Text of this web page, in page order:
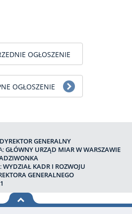
OGŁOSZENIE
OGŁOSZENIE
DYREKTOR GENERALNY
GŁÓWNY URZĄD MIAR W WARSZAWIE
WYDZIAŁ KADR I ROZWOJU
GENERALNEGO
na górę